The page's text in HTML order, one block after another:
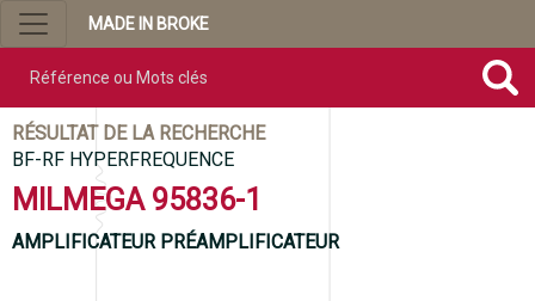
MADE IN BROKE
RÉSULTAT DE LA RECHERCHE
BF-RF HYPERFREQUENCE
MILMEGA 95836-1
AMPLIFICATEUR PRÉAMPLIFICATEUR